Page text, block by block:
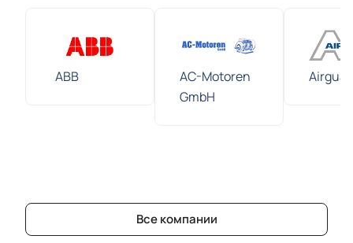
ABB
AC-Motoren
GmbH
Все компании